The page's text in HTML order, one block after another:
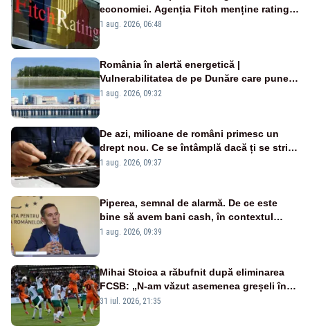
economiei. Agenția Fitch menține ratingul
„BBB-” cu perspectivă negativă
1 aug. 2026, 06:48
România în alertă energetică |
Vulnerabilitatea de pe Dunăre care pune
în pericol Centrala Cernavodă era
1 aug. 2026, 09:32
De azi, milioane de români primesc un
drept nou. Ce se întâmplă dacă ți se strică
un produs
1 aug. 2026, 09:37
Piperea, semnal de alarmă. De ce este
bine să avem bani cash, în contextul
alertei energetice?
1 aug. 2026, 09:39
Mihai Stoica a răbufnit după eliminarea
FCSB: „N-am văzut asemenea greșeli în
190 de meciuri europene”
31 iul. 2026, 21:35